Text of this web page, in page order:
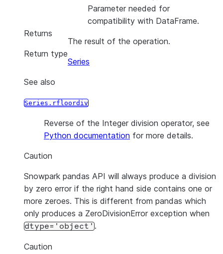
Parameter needed for
compatibility with DataFrame.
Returns
The result of the operation.
Return type
Series
See also
Series.rfloordiv
Reverse of the Integer division operator, see
Python documentation for more details.
Caution
Snowpark pandas API will always produce a division
by zero error if the right hand side contains one or
more zeroes. This is different from pandas which
only produces a ZeroDivisionError exception when
dtype='object'.
Caution